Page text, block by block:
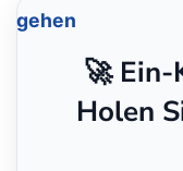
gehen
🚀
Holen